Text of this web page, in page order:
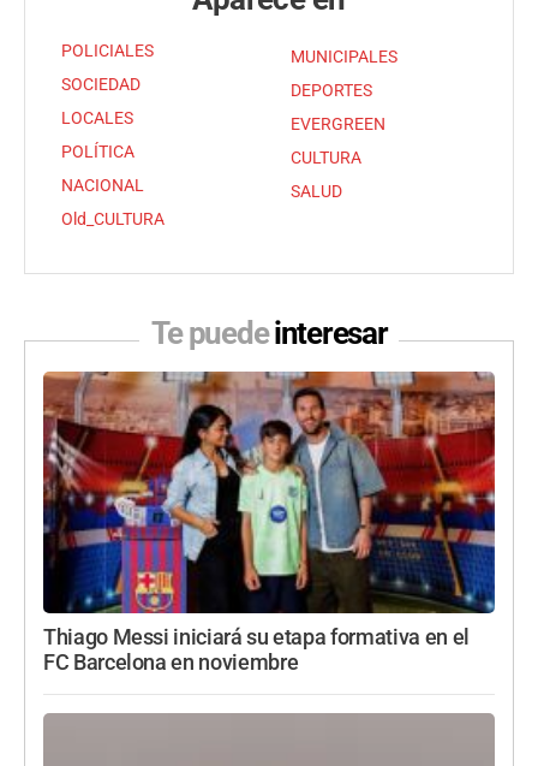
POLICIALES
SOCIEDAD
LOCALES
POLÍTICA
NACIONAL
Old_CULTURA
MUNICIPALES
DEPORTES
EVERGREEN
CULTURA
SALUD
Te puedeinteresar
Thiago Messi iniciará su etapa formativa en el
FC Barcelona en noviembre